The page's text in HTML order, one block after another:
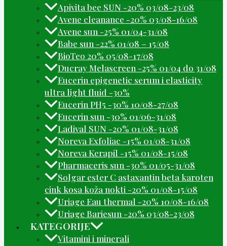
Apivita bee SUN -20% 03/08-23/08
Avene cleanance -20% 03/08-16/08
Avene sun -25% 01/04-31/08
Babe sun -22% 01/08 – 15/08
BioTeo 20% 05/08-17/08
Ducray Melascreen -25% 01/04 do 31/08
Eucerin epigenetic serum i elasticity
ultra light fluid -30%
Eucerin PH5 -30% 10/08-27/08
Eucerin sun -30% 01/06-31/08
Ladival SUN -20% 01/08-31/08
Noreva Exfoliac -15% 01/08-31/08
Noreva Kerapil -15% 01/08-15/08
Pharmaceris sun -30% 01/05-31/08
Solgar ester C astaxantin beta karoten
cink kosa koža nokti -20% 01/08-15/08
Uriage Eau thermal -20% 10/08-16/08
Uriage Bariesun -20% 03/08-23/08
KATEGORIJE
Vitamini i minerali